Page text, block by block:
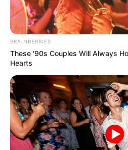
χωρίς φθηνό ηλεκτρικό
ρεύμα, διολισθαίνει στη
φτώχεια...
BRAINBERRIES
These '90s Couples Will Always
Hearts